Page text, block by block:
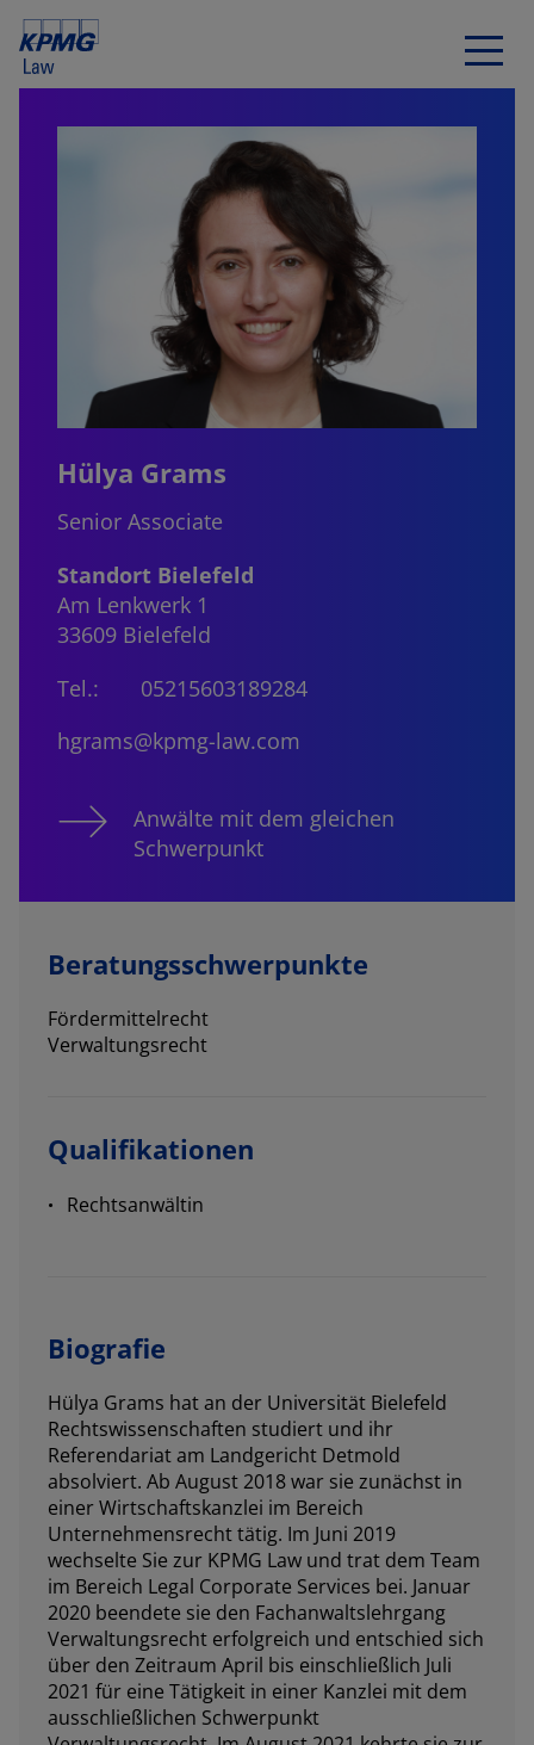
Hülya Grams
Senior Associate
Standort Bielefeld
Am Lenkwerk 1
33609 Bielefeld
Tel.:
05215603189284
hgrams@kpmg-law.com
Anwälte mit dem gleichen
Schwerpunkt
Beratungsschwerpunkte
Fördermittelrecht
Verwaltungsrecht
Qualifikationen
Rechtsanwältin
Biografie
Hülya Grams hat an der Universität Bielefeld
Rechtswissenschaften studiert und ihr
Referendariat am Landgericht Detmold
absolviert. Ab August 2018 war sie zunächst in
einer Wirtschaftskanzlei im Bereich
Unternehmensrecht tätig. Im Juni 2019
wechselte Sie zur KPMG Law und trat dem Team
im Bereich Legal Corporate Services bei. Januar
2020 beendete sie den Fachanwaltslehrgang
Verwaltungsrecht erfolgreich und entschied sich
über den Zeitraum April bis einschließlich Juli
2021 für eine Tätigkeit in einer Kanzlei mit dem
ausschließlichen Schwerpunkt